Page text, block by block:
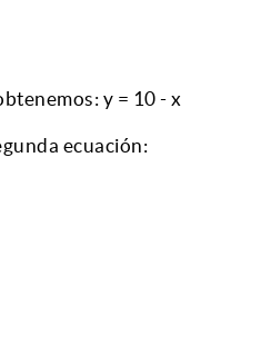
y = 10 - x
ecuación: